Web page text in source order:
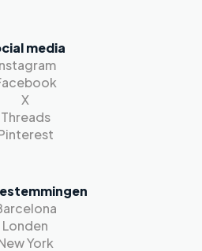
media
X
Threads
Londen
York